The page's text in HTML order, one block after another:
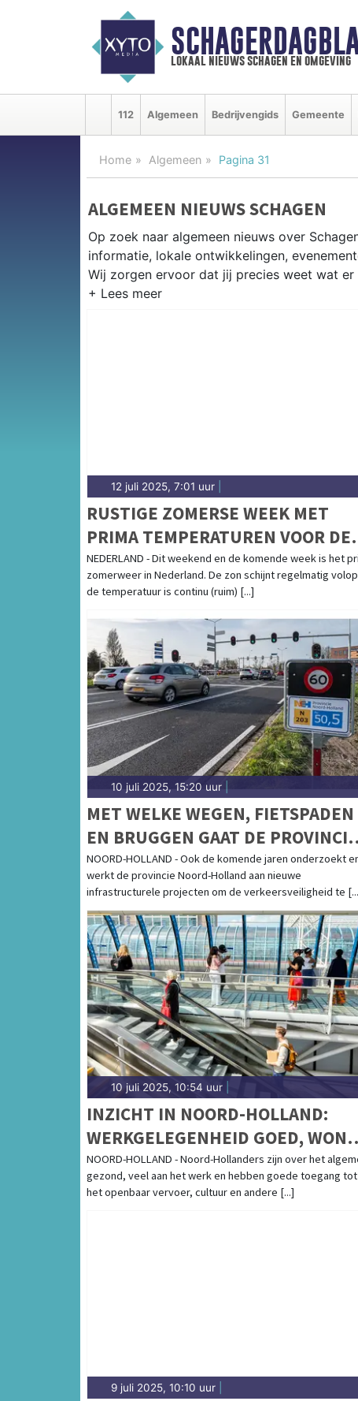
lokaal nieuws schagen en omgeving
112 Algemeen Bedrijvengids Gemeente
Home Algemeen Pagina 31
ALGEMEEN NIEUWS SCHAGEN
Op zoek naar algemeen nieuws over
informatie, lokale ontwikkelingen,
Wij zorgen ervoor dat jij precies weet wat er
Van werkzaamheden op de N9 en N241 tot
weersbericht voor de Kop van Noord-
12 juli 2025, 7:01 uur
RUSTIGE ZOMERSE WEEK MET
PRIMA TEMPERATUREN VOOR DE
BOEG
NEDERLAND - Dit weekend en de komende week is het
zomerweer in Nederland. De zon schijnt regelmatig
de temperatuur is continu (ruim) [...]
10 juli 2025, 15:20 uur
MET WELKE WEGEN, FIETSPADEN
EN BRUGGEN GAAT DE PROVINCIE
DE KOMENDE 8 JAAR AAN DE
NOORD-HOLLAND - Ook de komende jaren onderzoekt
werkt de provincie Noord-Holland aan nieuwe
infrastructurele projecten om de verkeersveiligheid te
10 juli 2025, 10:54 uur
INZICHT IN NOORD-HOLLAND:
WERKGELEGENHEID GOED,
VRAAGT AANDACHT
NOORD-HOLLAND - Noord-Hollanders zijn over het
gezond, veel aan het werk en hebben goede toegang tot
het openbaar vervoer, cultuur en andere [...]
9 juli 2025, 10:10 uur